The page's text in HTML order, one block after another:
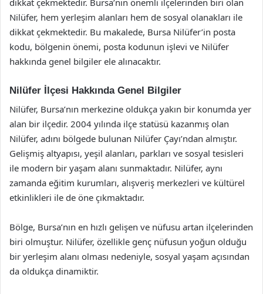
Nilüfer, hem yerleşim alanları hem de sosyal olanakları ile
dikkat çekmektedir. Bu makalede, Bursa Nilüfer’in posta
kodu, bölgenin önemi, posta kodunun işlevi ve Nilüfer
hakkında genel bilgiler ele alınacaktır.
Nilüfer İlçesi Hakkında Genel Bilgiler
Nilüfer, Bursa’nın merkezine oldukça yakın bir konumda yer
alan bir ilçedir. 2004 yılında ilçe statüsü kazanmış olan
Nilüfer, adını bölgede bulunan Nilüfer Çayı’ndan almıştır.
Gelişmiş altyapısı, yeşil alanları, parkları ve sosyal tesisleri
ile modern bir yaşam alanı sunmaktadır. Nilüfer, aynı
zamanda eğitim kurumları, alışveriş merkezleri ve kültürel
etkinlikleri ile de öne çıkmaktadır.
Bölge, Bursa’nın en hızlı gelişen ve nüfusu artan ilçelerinden
biri olmuştur. Nilüfer, özellikle genç nüfusun yoğun olduğu
bir yerleşim alanı olması nedeniyle, sosyal yaşam açısından
da oldukça dinamiktir.